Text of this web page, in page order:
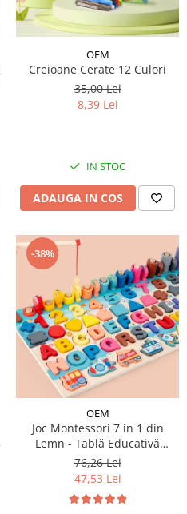
OEM
Creioane Cerate 12 Culori
35,00 Lei
8,39 Lei
IN STOC
ADAUGA IN COS
-38%
OEM
Joc Montessori 7 in 1 din
Lemn - Tablă Educativă
Logaritmică
76,26 Lei
47,53 Lei